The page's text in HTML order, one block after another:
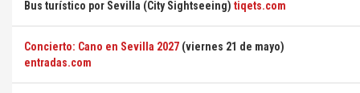
Bus turístico por Sevilla (City Sightseeing) tiqets.com
Concierto: Cano en Sevilla 2027 (viernes 21 de mayo)
entradas.com